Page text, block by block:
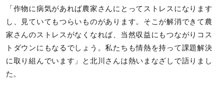
「作物に病気があれば農家さんにとってストレスになります
し、見ていてもつらいものがあります。そこが解消できて農
家さんのストレスがなくなれば、当然収益にもつながりコス
トダウンにもなるでしょう。私たちも情熱を持って課題解決
に取り組んでいます」と北川さんは熱いまなざしで語りまし
た。